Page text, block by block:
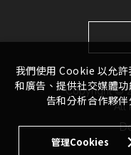
Copyright ©
All
我們使用 Cookie 以允
和廣告、提供社交媒體
告和分析合作夥
管理Cookies